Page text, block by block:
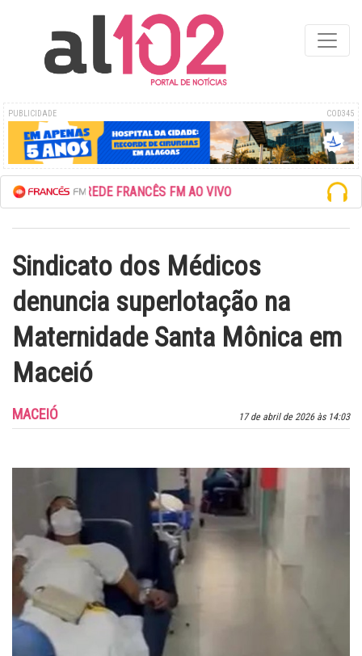
PUBLICIDADE COD345
ESCUTE A REDE FRANCÊS FM AO VIVO
Sindicato dos Médicos
denuncia superlotação na
Maternidade Santa Mônica em
Maceió
17 de abril de 2026 às 14:03
MACEIÓ